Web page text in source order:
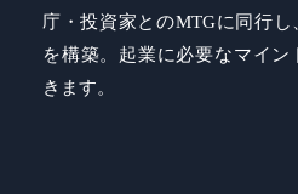
庁・投資家とのMTGに同行
を構築。起業に必要なマイ
きます。